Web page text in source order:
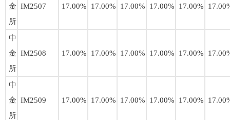
金
所
IM2507 17.00% 17.00% 17.00% 17.00% 17.00%
中
金
所
IM2508 17.00% 17.00% 17.00% 17.00% 17.00%
中
金
所
IM2509 17.00% 17.00% 17.00% 17.00% 17.00%